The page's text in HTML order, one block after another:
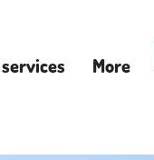
More